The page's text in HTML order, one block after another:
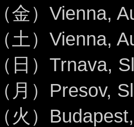
金）Vienna,
土）Vienna,
日）Trnava,
月）Presov,
火）